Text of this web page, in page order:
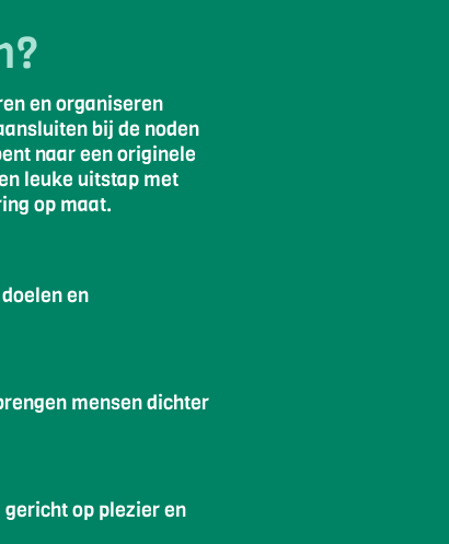
en organiseren
bij de noden
naar een originele
leuke uitstap met
op maat.
en
mensen dichter
op plezier en